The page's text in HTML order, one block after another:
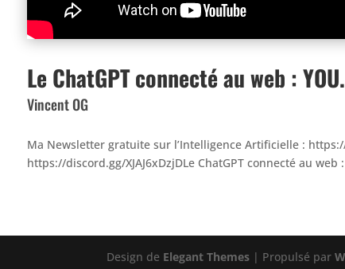
Le ChatGPT connecté au web :
Vincent OG
Ma Newsletter gratuite sur l’Intelligence Artificielle :
https://discord.gg/XJAJ6xDzjDLe ChatGPT connecté au
Design de Elegant Themes | Propulsé par